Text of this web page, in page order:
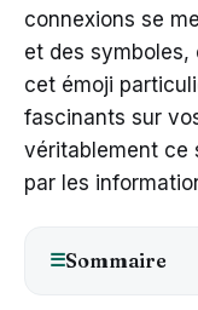
connexions se
et des
cet émoji
fascinants sur
véritablement ce
par les
☰Sommaire